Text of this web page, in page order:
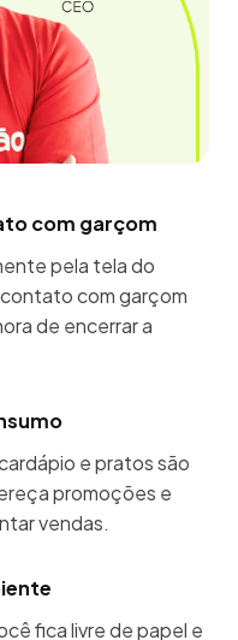
com garçom
pela tela do
com garçom
de encerrar a
e pratos são
promoções e
vendas.
fica livre de papel e